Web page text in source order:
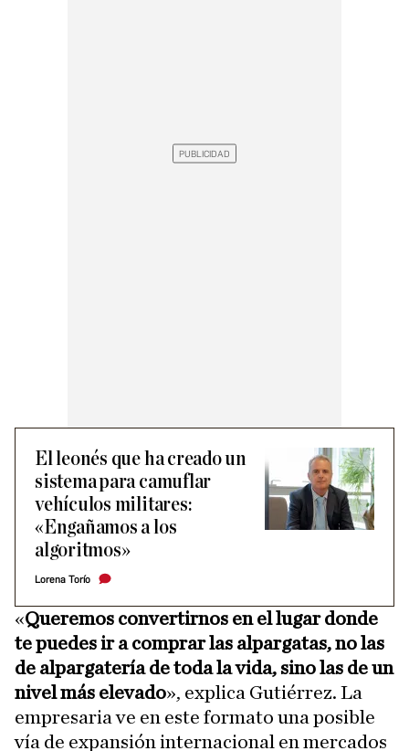
El leonés que ha creado un
sistema para camuflar
vehículos militares:
«Engañamos a los
algoritmos»
Lorena Torío
«Queremos convertirnos en el lugar donde
te puedes ir a comprar las alpargatas, no las
de alpargatería de toda la vida, sino las de un
nivel más elevado», explica Gutiérrez. La
empresaria ve en este formato una posible
vía de expansión internacional en mercados